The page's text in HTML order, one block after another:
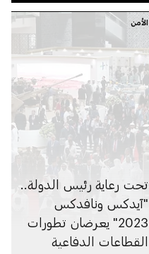
الأمن
تحت رعاية رئيس الدولة..
"آيدكس ونافدكس
2023" يعرضان تطورات
القطاعات الدفاعية